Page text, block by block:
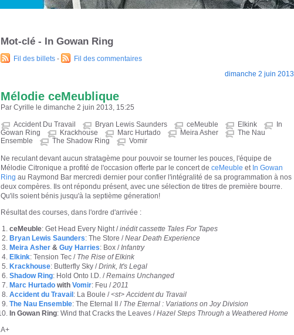
Mot-clé - In Gowan Ring
Fil des billets -
Fil des commentaires
dimanche 2 juin 2013
Mélodie ceMeublique
Par Cyrille le dimanche 2 juin 2013, 15:25
Accident Du Travail Bryan Lewis Saunders ceMeuble Elkink
In
Gowan Ring
Krackhouse Marc Hurtado Meira Asher
The Nau
Ensemble
The Shadow Ring Vomir
Ne reculant devant aucun stratagème pour pouvoir se tourner les pouces, l'équipe de
Mélodie Citronique a profité de l'occasion offerte par le concert de ceMeuble et In Gowan
Ring au Raymond Bar mercredi dernier pour confier l'intégralité de sa programmation à nos
deux compères. Ils ont répondu présent, avec une sélection de titres de première bourre.
Qu'ils soient bénis jusqu'à la septième géneration!
Résultat des courses, dans l'ordre d'arrivée :
ceMeuble: Get Head Every Night /inédit cassette Tales For Tapes
Bryan Lewis Saunders: The Store /Near Death Experience
Meira Asher & Guy Harries: Box /Infantry
Elkink: Tension Tec / The Rise of Elkink
Krackhouse: Butterfly Sky /Drink, It's Legal
Shadow Ring: Hold Onto I.D. /Remains Unchanged
Marc Hurtado with Vomir: Feu /2011
Accident du Travail : La Boule /<st> Accident du Travail
The Nau Ensemble: The Eternal II / The Eternal : Variations on Joy Division
In Gowan Ring: Wind that Cracks the Leaves /Hazel Steps Through a Weathered Home
A+